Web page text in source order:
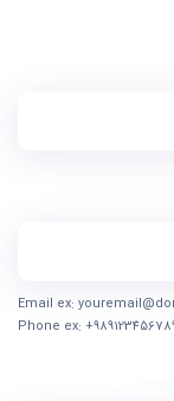
Email ex:
Phone ex: